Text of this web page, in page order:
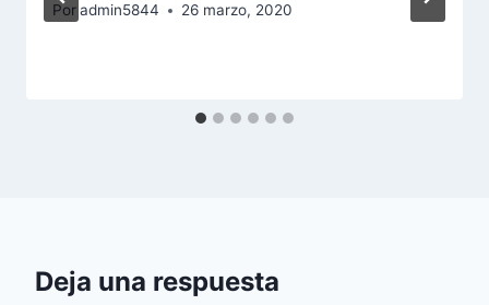
Poradmin5844 26 marzo, 2020
Deja una respuesta